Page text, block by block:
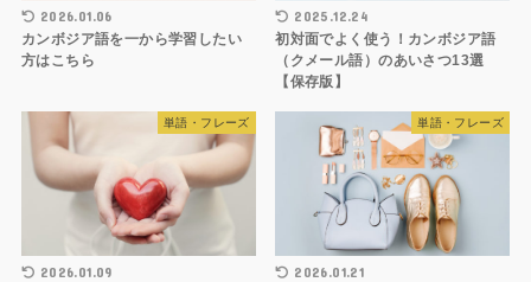
2026.01.06
カンボジア語を一から学習したい
方はこちら
2025.12.24
初対面でよく使う！カンボジア語
（クメール語）のあいさつ13選
【保存版】
単語・フレーズ
2026.01.09
単語・フレーズ
2026.01.21